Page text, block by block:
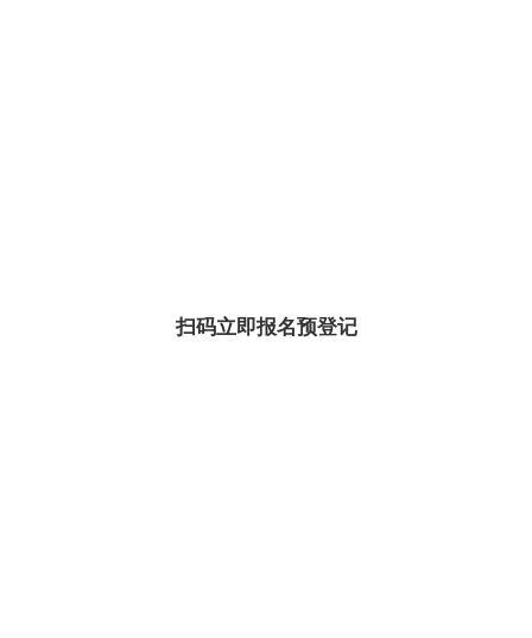
扫码立即报名预登记